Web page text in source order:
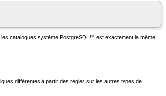
catalogues système PostgreSQL ™ est exactement la même
différentes à partir des règles sur les autres types de